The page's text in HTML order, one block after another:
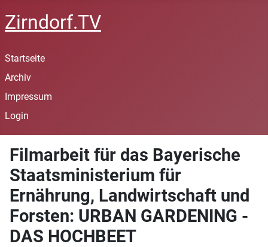
Zirndorf.TV
Startseite
Archiv
Impressum
Login
Filmarbeit für das Bayerische
Staatsministerium für
Ernährung, Landwirtschaft und
Forsten: URBAN GARDENING -
DAS HOCHBEET